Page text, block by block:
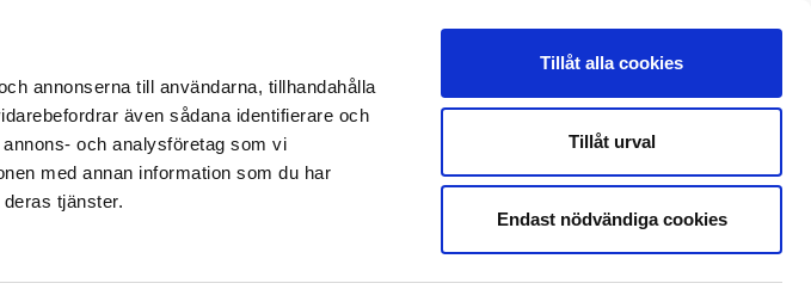
annonserna till användarna, tillhandahålla
även sådana identifierare och
och analysföretag som vi
med annan information som du har
tjänster.
Tillåt alla cookies
Tillåt urval
Endast nödvändiga cookies
E-tjänster och blanketter Translate
Sök